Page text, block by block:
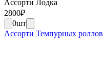
Ассорти Лодка
2800₽
0шт
Ассорти Темпурных роллов